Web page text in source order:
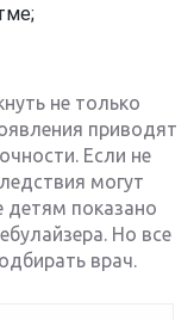
не только
приводят
Если не
могут
детям показано
Но все
врач.